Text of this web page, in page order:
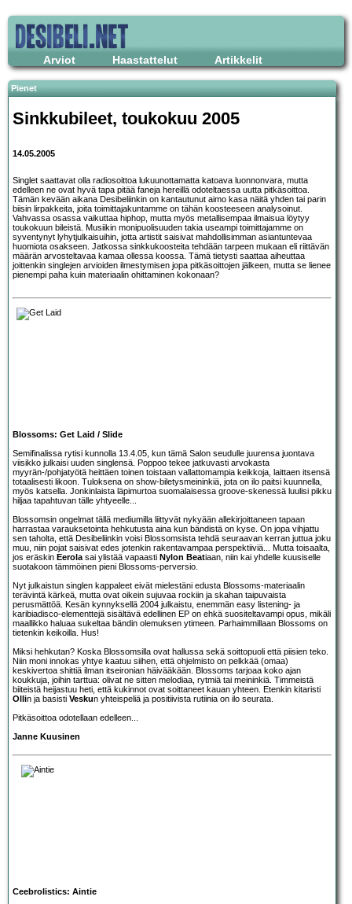
Arviot Haastattelut Artikkelit
Pienet
Sinkkubileet, toukokuu 2005
14.05.2005
Singlet saattavat olla radiosoittoa lukuunottamatta katoava luonnonvara, mutta
edelleen ne ovat hyvä tapa pitää faneja hereillä odoteltaessa uutta pitkäsoittoa.
Tämän kevään aikana Desibeliinkin on kantautunut aimo kasa näitä yhden tai parin
biisin lirpakkeita, joita toimittajakuntamme on tähän koosteeseen analysoinut.
Vahvassa osassa vaikuttaa hiphop, mutta myös metallisempaa ilmaisua löytyy
toukokuun bileistä. Musiikin monipuolisuuden takia useampi toimittajamme on
syventynyt lyhytjulkaisuihin, jotta artistit saisivat mahdollisimman asiantuntevaa
huomiota osakseen. Jatkossa sinkkukoosteita tehdään tarpeen mukaan eli riittävän
määrän arvosteltavaa kamaa ollessa koossa. Tämä tietysti saattaa aiheuttaa
joittenkin singlejen arvioiden ilmestymisen jopa pitkäsoittojen jälkeen, mutta se lienee
pienempi paha kuin materiaalin ohittaminen kokonaan?
Blossoms: Get Laid / Slide
Semifinalissa rytisi kunnolla 13.4.05, kun tämä Salon seudulle juurensa juontava
viisikko julkaisi uuden singlensä. Poppoo tekee jatkuvasti arvokasta
myyrän-/pohjatyötä heittäen toinen toistaan vallattomampia keikkoja, laittaen itsensä
totaalisesti likoon. Tuloksena on show-biletysmeininkiä, jota on ilo paitsi kuunnella,
myös katsella. Jonkinlaista läpimurtoa suomalaisessa groove-skenessä luulisi pikku
hiljaa tapahtuvan tälle yhtyeelle...
Blossomsin ongelmat tällä mediumilla liittyvät nykyään allekirjoittaneen tapaan
harrastaa varauksetointa hehkutusta aina kun bändistä on kyse. On jopa vihjattu
sen taholta, että Desibeliinkin voisi Blossomsista tehdä seuraavan kerran juttua joku
muu, niin pojat saisivat edes jotenkin rakentavampaa perspektiiviä... Mutta toisaalta,
jos eräskin Eerola sai ylistää vapaasti Nylon Beatiaan, niin kai yhdelle kuusiselle
suotakoon tämmöinen pieni Blossoms-perversio.
Nyt julkaistun singlen kappaleet eivät mielestäni edusta Blossoms-materiaalin
terävintä kärkeä, mutta ovat oikein sujuvaa rockiin ja skahan taipuvaista
perusmättöä. Kesän kynnyksellä 2004 julkaistu, enemmän easy listening- ja
karibiadisco-elementtejä sisältävä edellinen EP on ehkä suositeltavampi opus, mikäli
maallikko haluaa sukeltaa bändin olemuksen ytimeen. Parhaimmillaan Blossoms on
tietenkin keikoilla. Hus!
Miksi hehkutan? Koska Blossomsilla ovat hallussa sekä soittopuoli että piisien teko.
Niin moni innokas yhtye kaatuu siihen, että ohjelmisto on pelkkää (omaa)
keskivertoa shittiä ilman itseironian häivääkään. Blossoms tarjoaa koko ajan
koukkuja, joihin tarttua: olivat ne sitten melodiaa, rytmiä tai meininkiä. Timmeistä
biiteistä heijastuu heti, että kukinnot ovat soittaneet kauan yhteen. Etenkin kitaristi
Ollin ja basisti Veskun yhteispeliä ja positiivista rutiinia on ilo seurata.
Pitkäsoittoa odotellaan edelleen...
Janne Kuusinen
Ceebrolistics: Aintie